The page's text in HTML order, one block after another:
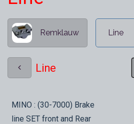
Remklauw Line
Line
Sale
MINO : (30-7000) Brake
line SET front and Rear